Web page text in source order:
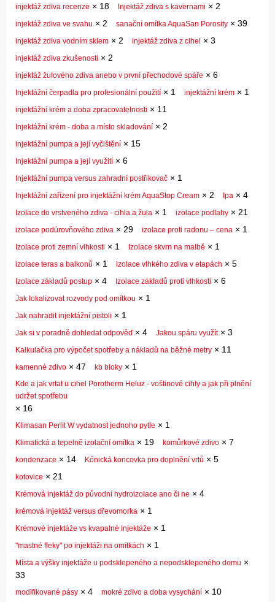
injektáž zdiva recenze × 18 Injektáž zdiva s kavernami × 2
injektáž zdiva ve svahu × 2 sanační omítka AquaSan Porosity × 39
injektáž zdiva vodním sklem × 2 injektáž zdiva z cihel × 3
injektáž zdiva zkušenosti × 2
injektáž žulového zdiva anebo v první přechodové spáře × 6
Injektážní čerpadla pro profesionální použití × 1 injektážní krém × 1
injektážní krém a doba zpracovatelnosti × 11
Injektážní krém - doba a místo skladování × 2
injektážní pumpa a její vyčištění × 15
Injektážní pumpa a její využití × 6
Injektážní pumpa versus zahradní postřikovač × 1
Injektážní zařízení pro injektážní krém AquaStop Cream × 2 Ipa × 4
Izolace do vrstveného zdiva - cihla a žula × 1 izolace podlahy × 21
izolace podúrovňového zdiva × 29 izolace proti radonu – cena × 1
Izolace proti zemní vlhkosti × 1 Izolace skvrn na malbě × 1
izolace teras a balkonů × 1 izolace vlhkého zdiva v etapách × 5
Izolace základů postup × 4 Izolace základů proti vlhkosti × 6
Jak lokalizovat rozvody pod omítkou × 1
Jak nahradit injektážní pistoli × 1
Jak si v poradně dohledat odpověď× 4 Jakou spáru využít× 3
Kalkulačka pro výpočet spotřeby a nákladů na běžné metry × 11
kamenné zdivo × 47 kb bloky × 1
Kde a jak vrtat u cihel Porotherm Heluz - voštinové cihly a jak při plnění
udržet spotřebu
× 16
Klimasan Perlit W vydatnost jednoho pytle × 1
Klimatická a tepelně izolační omítka × 19 komůrkové zdivo × 7
kondenzace × 14 Kónická koncovka pro doplnění vrtů × 5
kotovice × 21
Krémová injektáž do původní hydroizolace ano či ne × 4
krémová injektáž versus dřevomorka × 1
Krémové injektáže vs kvapalné injektáže × 1
"mastné fleky" po injektáži na omítkách × 1
Místa a výšky injektáže u podsklepeného a nepodsklepeného domu ×
33
modifikované pásy × 4 mokré zdivo a doba vysychání × 10